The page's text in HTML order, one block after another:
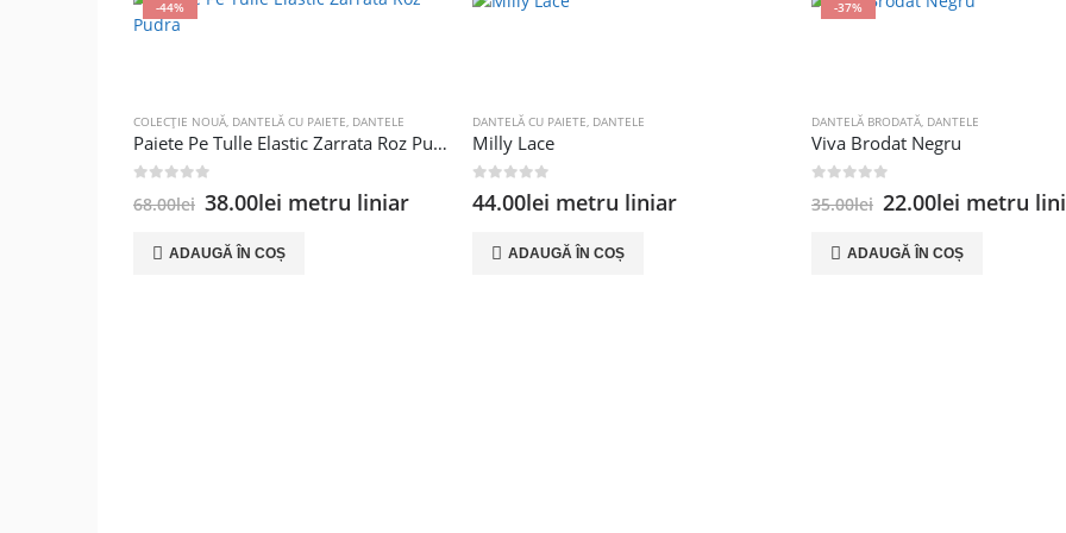
-44%
COLECȚIE NOUĂ, DANTELĂ CU PAIETE, DANTELE
Paiete Pe Tulle Elastic Zarrata Roz Pudra
68.00lei Prețul
a
fost:
38.00lei Prețul
este:
38.00lei.
metru liniar
ADAUGĂ ÎN COȘ
DANTELĂ CU PAIETE, DANTELE
Milly Lace
44.00lei metru liniar
ADAUGĂ ÎN COȘ
-37%
DANTELĂ BRODATĂ, DANTELE
Viva Brodat Negru
35.00lei Prețul
a
fost:
22.00lei Prețul
este:
22.00lei.
metru
ADAUGĂ ÎN COȘ